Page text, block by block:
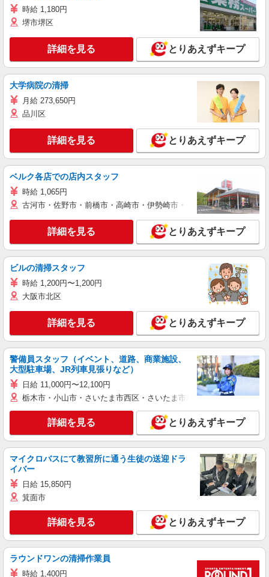
時給 1,180円
堺市堺区
詳細を見る とりあえずキープ
大学病院の清掃
月給 273,650円
品川区
詳細を見る とりあえずキープ
ベルク各店での店内スタッフ
時給 1,065円
古河市・佐野市・前橋市・高崎市・伊勢崎市・太田市・館林市・藤
詳細を見る とりあえずキープ
ビルの清掃スタッフ
時給 1,200円〜1,200円
大阪市北区
詳細を見る とりあえずキープ
警備員スタッフ（イベント、道路、商業施設、
大型駐車場、JR列車見張りなど）
日給 11,000円〜12,100円
栃木市・小山市・さいたま市西区・さいたま市岩槻区・久喜市・蓮田
詳細を見る とりあえずキープ
マイクロバスにて教習所に通う生徒の送迎ドラ
イバー
日給 15,850円
箕面市
詳細を見る とりあえずキープ
ラウンドワンの清掃作業員
時給 1,400円